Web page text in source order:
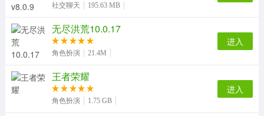
社交聊天 195.63 MB
无尽洪荒10.0.17
角色扮演 21.4M
进入
王者荣耀
角色扮演 1.75 GB
进入